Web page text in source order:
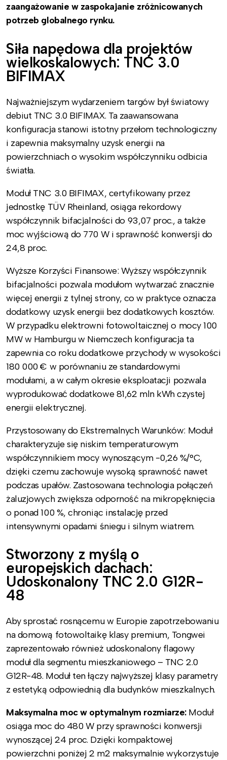
zaangażowanie w zaspokajanie zróżnicowanych
potrzeb globalnego rynku.
Siła napędowa dla projektów
wielkoskalowych: TNC 3.0
BIFIMAX
Najważniejszym wydarzeniem targów był światowy
debiut TNC 3.0 BIFIMAX. Ta zaawansowana
konfiguracja stanowi istotny przełom technologiczny
i zapewnia maksymalny uzysk energii na
powierzchniach o wysokim współczynniku odbicia
światła.
Moduł TNC 3.0 BIFIMAX, certyfikowany przez
jednostkę TÜV Rheinland, osiąga rekordowy
współczynnik bifacjalności do 93,07 proc., a także
moc wyjściową do 770 W i sprawność konwersji do
24,8 proc.
Wyższe Korzyści Finansowe: Wyższy współczynnik
bifacjalności pozwala modułom wytwarzać znacznie
więcej energii z tylnej strony, co w praktyce oznacza
dodatkowy uzysk energii bez dodatkowych kosztów.
W przypadku elektrowni fotowoltaicznej o mocy 100
MW w Hamburgu w Niemczech konfiguracja ta
zapewnia co roku dodatkowe przychody w wysokości
180 000 € w porównaniu ze standardowymi
modułami, a w całym okresie eksploatacji pozwala
wyprodukować dodatkowe 81,62 mln kWh czystej
energii elektrycznej.
Przystosowany do Ekstremalnych Warunków: Moduł
charakteryzuje się niskim temperaturowym
współczynnikiem mocy wynoszącym -0,26 %/°C,
dzięki czemu zachowuje wysoką sprawność nawet
podczas upałów. Zastosowana technologia połączeń
żaluzjowych zwiększa odporność na mikropęknięcia
o ponad 100 %, chroniąc instalację przed
intensywnymi opadami śniegu i silnym wiatrem.
Stworzony z myślą o
europejskich dachach:
Udoskonalony TNC 2.0 G12R-
48
Aby sprostać rosnącemu w Europie zapotrzebowaniu
na domową fotowoltaikę klasy premium, Tongwei
zaprezentowało również udoskonalony flagowy
moduł dla segmentu mieszkaniowego – TNC 2.0
G12R-48. Moduł ten łączy najwyższej klasy parametry
z estetyką odpowiednią dla budynków mieszkalnych.
Maksymalna moc w optymalnym rozmiarze: Moduł
osiąga moc do 480 W przy sprawności konwersji
wynoszącej 24 proc. Dzięki kompaktowej
powierzchni poniżej 2 m2 maksymalnie wykorzystuje